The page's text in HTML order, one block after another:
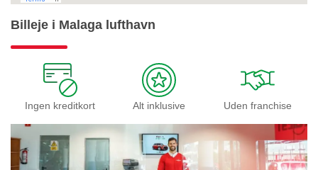
Billeje i Malaga lufthavn
Ingen kreditkort Alt inklusive Uden franchise